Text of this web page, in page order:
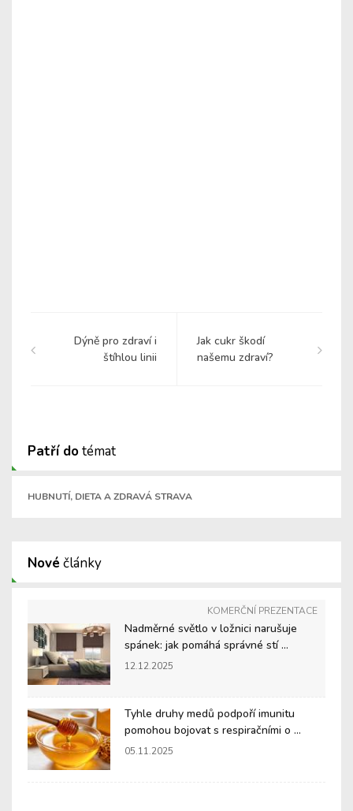
Dýně pro zdraví i
štíhlou linii
Jak cukr škodí
našemu zdraví?
Patří dotémat
HUBNUTÍ, DIETA A ZDRAVÁ STRAVA
Nové články
KOMERČNÍ PREZENTACE
Nadměrné světlo v ložnici narušuje
spánek: jak pomáhá správné stí ...
12.12.2025
Tyhle druhy medů podpoří imunitu
pomohou bojovat s respiračními o ...
05.11.2025